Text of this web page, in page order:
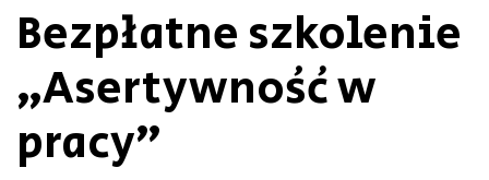
Bezpłatne szkolenie
„Asertywność w
pracy”